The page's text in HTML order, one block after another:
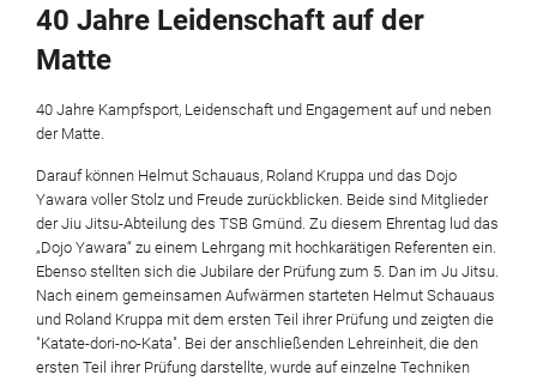
40 Jahre Leidenschaft auf der
Matte
40 Jahre Kampfsport, Leidenschaft und Engagement auf und neben
der Matte.
Darauf können Helmut Schauaus, Roland Kruppa und das Dojo
Yawara voller Stolz und Freude zurückblicken. Beide sind Mitglieder
der Jiu Jitsu-Abteilung des TSB Gmünd. Zu diesem Ehrentag lud das
„Dojo Yawara“ zu einem Lehrgang mit hochkarätigen Referenten ein.
Ebenso stellten sich die Jubilare der Prüfung zum 5. Dan im Ju Jitsu.
Nach einem gemeinsamen Aufwärmen starteten Helmut Schauaus
und Roland Kruppa mit dem ersten Teil ihrer Prüfung und zeigten die
"Katate-dori-no-Kata". Bei der anschließenden Lehreinheit, die den
ersten Teil ihrer Prüfung darstellte, wurde auf einzelne Techniken